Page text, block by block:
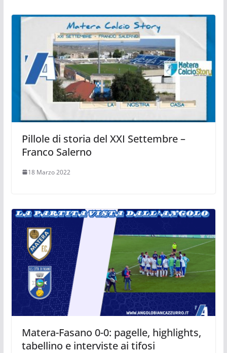
Pillole di storia del XXI Settembre –
Franco Salerno
18 Marzo 2022
Matera-Fasano 0-0: pagelle, highlights,
tabellino e interviste ai tifosi